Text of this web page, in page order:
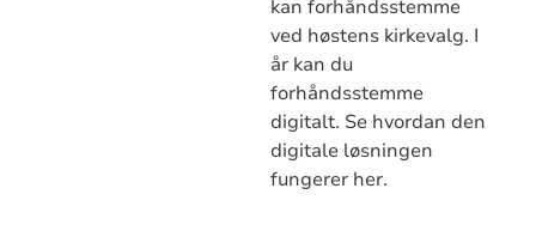
kan forhåndsstemme
ved høstens kirkevalg. I
år kan du
forhåndsstemme
digitalt. Se hvordan den
digitale løsningen
fungerer her.